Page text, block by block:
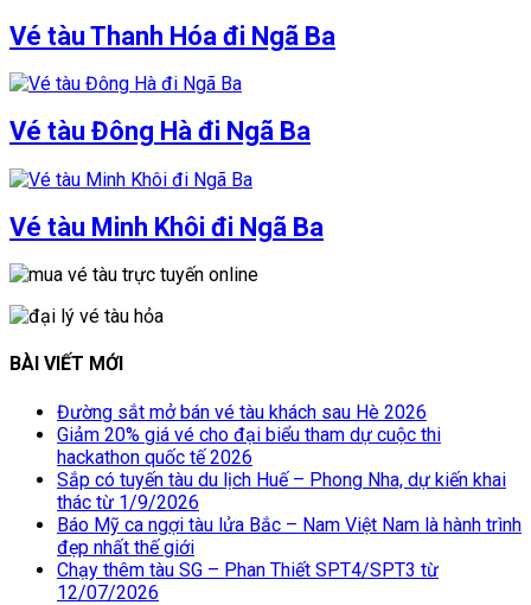
Vé tàu Thanh Hóa đi Ngã Ba
Vé tàu Đông Hà đi Ngã Ba
Vé tàu Minh Khôi đi Ngã Ba
BÀI VIẾT MỚI
Đường sắt mở bán vé tàu khách sau Hè 2026
Giảm 20% giá vé cho đại biểu tham dự cuộc thi
hackathon quốc tế 2026
Sắp có tuyến tàu du lịch Huế – Phong Nha, dự kiến khai
thác từ 1/9/2026
Báo Mỹ ca ngợi tàu lửa Bắc – Nam Việt Nam là hành trình
đẹp nhất thế giới
Chạy thêm tàu SG – Phan Thiết SPT4/SPT3 từ
12/07/2026